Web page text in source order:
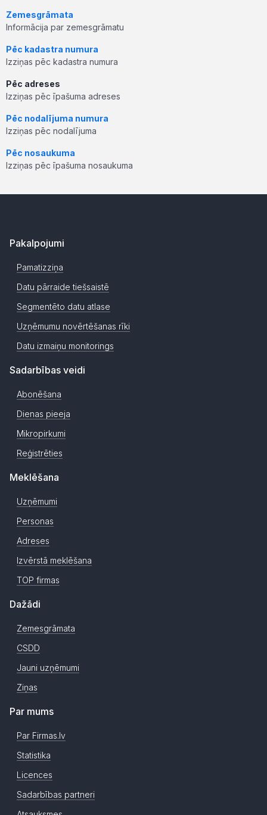
Zemesgrāmata
Informācija par zemesgrāmatu
Pēc kadastra numura
Izziņas pēc kadastra numura
Pēc adreses
Izziņas pēc īpašuma adreses
Pēc nodalījuma numura
Izziņas pēc nodalījuma
Pēc nosaukuma
Izziņas pēc īpašuma nosaukuma
Pakalpojumi
Pamatizziņa
Datu pārraide tiešsaistē
Segmentēto datu atlase
Uzņēmumu novērtēšanas rīki
Datu izmaiņu monitorings
Sadarbības veidi
Abonēšana
Dienas pieeja
Mikropirkumi
Reģistrēties
Meklēšana
Uzņēmumi
Personas
Adreses
Izvērstā meklēšana
TOP firmas
Dažādi
Zemesgrāmata
CSDD
Jauni uzņēmumi
Ziņas
Par mums
Par Firmas.lv
Statistika
Licences
Sadarbības partneri